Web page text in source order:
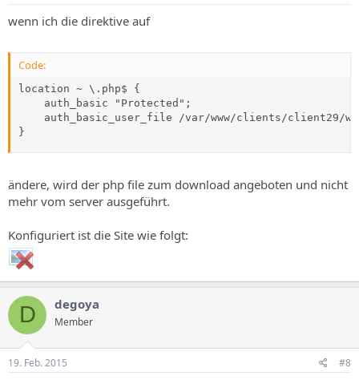
wenn ich die direktive auf
Code:
location ~ \.php$ {
    auth_basic "Protected";
auth_basic_user_file /var/www/clients/client29/
}
ändere, wird der php file zum download angeboten und nicht
mehr vom server ausgeführt.
Konfiguriert ist die Site wie folgt:
D degoya
Member
19. Feb. 2015 #8